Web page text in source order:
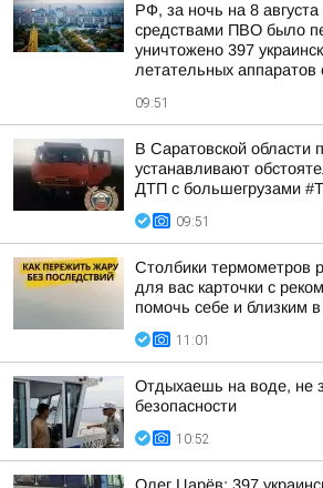
РФ, за ночь на 8 августа
средствами ПВО было
уничтожено 397
летательных аппаратов
09:51
В Саратовской области
устанавливают
ДТП с большегрузами
09:51
Столбики термометров
для вас карточки с
помочь себе и близким
11:01
Отдыхаешь на воде, не
безопасности
10:52